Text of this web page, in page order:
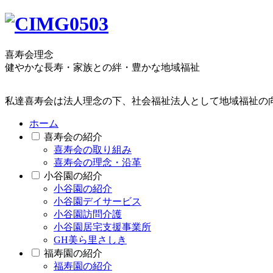
喜寿会理念
健やかな長寿・家族との絆・豊かな地域福祉
私達喜寿会は法人理念の下、社会福祉法人として地域福祉の
ホーム
喜寿会の紹介
喜寿会の取り組み
喜寿会の理念・沿革
小谷園の紹介
小谷園の紹介
小谷園デイサービス
小谷園訪問介護
小谷園居宅支援事業所
GH美ら里さしき
福寿園の紹介
福寿園の紹介